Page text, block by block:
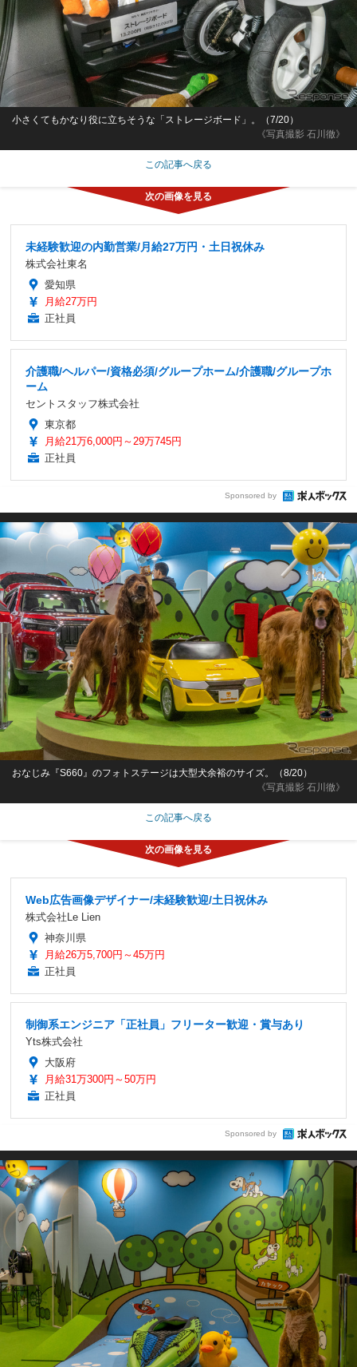
《写真撮影 石川徹》
小さくてもかなり役に立ちそうな「ストレージボード」。（7/20）
この記事へ戻る
未経験歓迎の内勤営業/月給27万円・土日祝休み
株式会社東名
愛知県
月給27万円
正社員
介護職/ヘルパー/資格必須/グループホーム/介護職/グループホ
ーム
セントスタッフ株式会社
東京都
月給21万6,000円～29万745円
正社員
Sponsored by
《写真撮影 石川徹》
おなじみ『S660』のフォトステージは大型犬余裕のサイズ。（8/20）
この記事へ戻る
Web広告画像デザイナー/未経験歓迎/土日祝休み
株式会社Le Lien
神奈川県
月給26万5,700円～45万円
正社員
制御系エンジニア「正社員」フリーター歓迎・賞与あり
Yts株式会社
大阪府
月給31万300円～50万円
正社員
Sponsored by